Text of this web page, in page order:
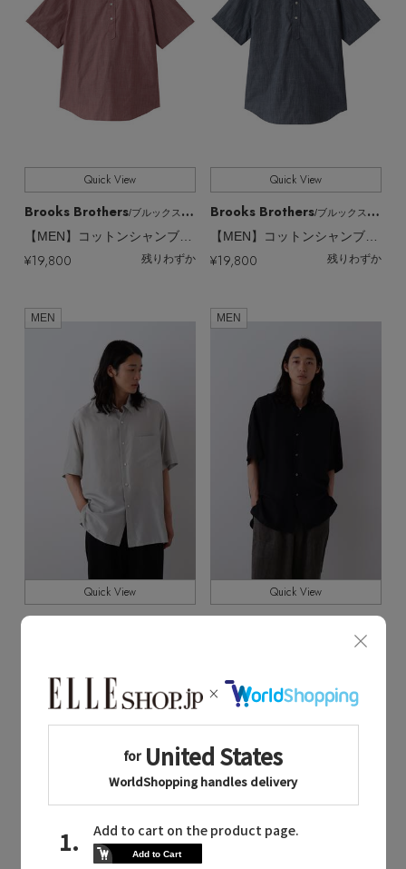
Quick View
Brooks Brothers/ブルックス ブラザーズ
【MEN】コットンシャンブレー GFロゴ ショートスリーブ プルオーバーシャツ
¥19,800 残りわずか
Quick View
Brooks Brothers/ブルックス ブラザーズ
【MEN】コットンシャンブレー GFロゴ ショートスリーブ プルオーバーシャツ
¥19,800 残りわずか
MEN
Quick View
YLEVE / SILK HABUTAE SHIRT
MEN
Quick View
YLEVE
¥49,500